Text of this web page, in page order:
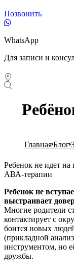
Позвонить
WhatsApp
Для записи и
ГлавнаяБлог
Ребенок не идет
АВА-терапии
Ребенок не
выстраивает
Многие родители
контактирует с
боится новых
(прикладной
инструментом, но
дружбы.